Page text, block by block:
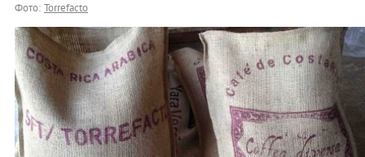
Фото: Torrefacto